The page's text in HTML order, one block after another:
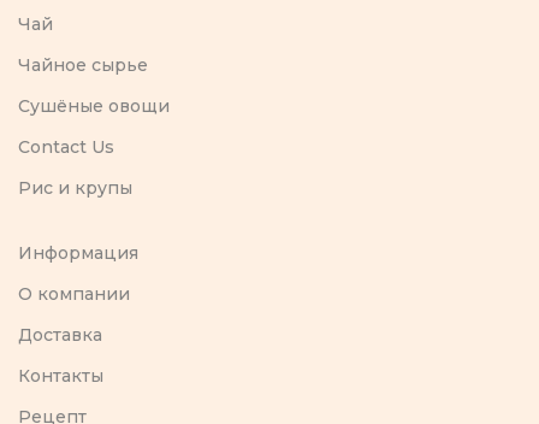
Чай
Чайное сырье
Сушёные овощи
Contact Us
Рис и крупы
Информация
O компании
Доставка
Контакты
Рецепт